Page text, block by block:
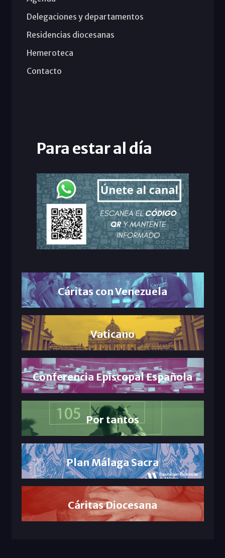
Delegaciones y departamentos
Residencias diocesanas
Hemeroteca
Contacto
Para estar al día
Cáritas con Venezuela
Vaticano
Conferencia Episcopal Española
Por tantos
Plan Málaga Sacra
Cáritas Diocesana